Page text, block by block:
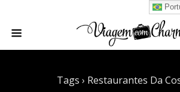
Tags › Restaurantes Da